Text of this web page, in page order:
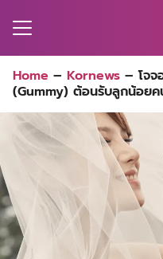
for:
Home – Kornews –โจ
(Gummy) ต้อนรับลูกน้อย